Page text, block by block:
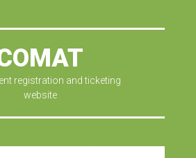
registration and ticketing
website